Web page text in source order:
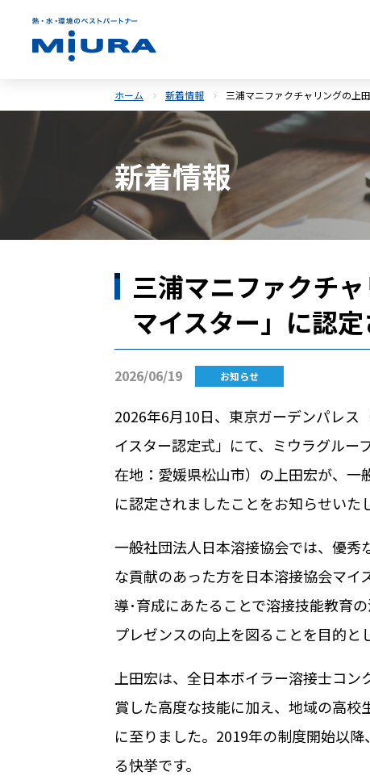
ホーム 新着情報 三浦マニファクチャリングの上
新着情報
三浦マニファクチ
マイスター」に認
2026/06/19 お知らせ
2026年6月10日、東京ガーデンパレス
イスター認定式」にて、ミウラグル
在地：愛媛県松山市）の上田宏が、
に認定されましたことをお知らせいた
一般社団法人日本溶接協会では、優
な貢献のあった方を日本溶接協会マイ
導･育成にあたることで溶接技能教育
プレゼンスの向上を図ることを目的と
上田宏は、全日本ボイラー溶接士コ
賞した高度な技能に加え、地域の高
に至りました。 2019年の制度開始以
る快挙です。